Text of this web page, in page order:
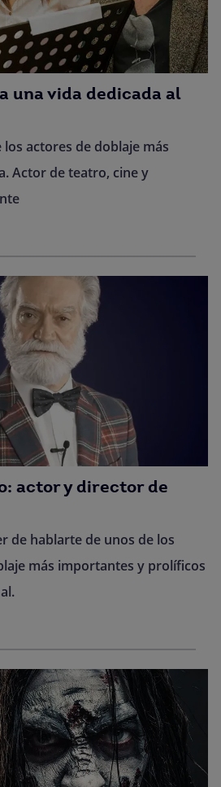
una vida dedicada al
los actores de doblaje más
Actor de teatro, cine y
actor y director de
de hablarte de unos de los
más importantes y prolíficos